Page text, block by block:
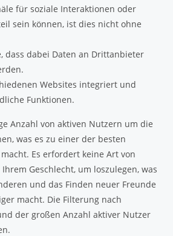
für soziale Interaktionen oder
sein können, ist dies nicht ohne
dass dabei Daten an Drittanbieter
Websites integriert und
Funktionen.
Anzahl von aktiven Nutzern um die
was es zu einer der besten
Es erfordert keine Art von
Geschlecht, um loszulegen, was
und das Finden neuer Freunde
macht. Die Filterung nach
der großen Anzahl aktiver Nutzer